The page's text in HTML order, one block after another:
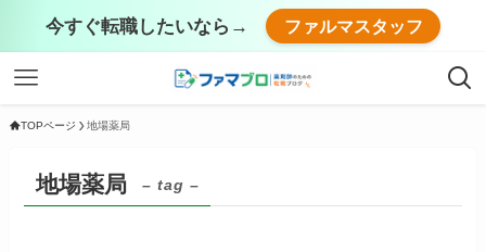
今すぐ転職したいなら→ ファルマスタッフ
TOPページ 地場薬局
地場薬局 – tag –